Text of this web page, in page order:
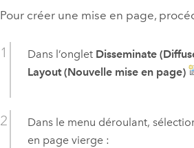
Pour créer une mise en page,
Dans l’onglet Disseminate
Layout (Nouvelle mise en page)
Dans le menu déroulant,
en page vierge :